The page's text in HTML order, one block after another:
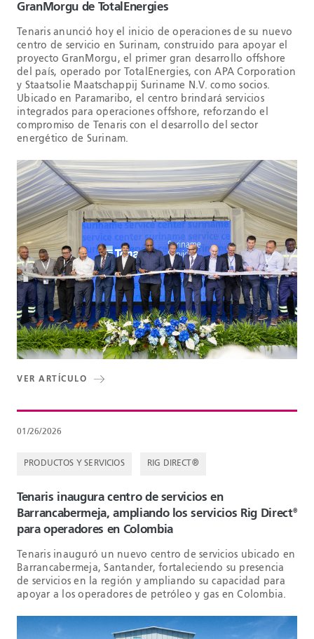
GranMorgu de TotalEnergies
Tenaris anunció hoy el inicio de operaciones de su nuevo
centro de servicio en Surinam, construido para apoyar el
proyecto GranMorgu, el primer gran desarrollo offshore
del país, operado por TotalEnergies, con APA Corporation
y Staatsolie Maatschappij Suriname N.V. como socios.
Ubicado en Paramaribo, el centro brindará servicios
integrados para operaciones offshore, reforzando el
compromiso de Tenaris con el desarrollo del sector
energético de Surinam.
VER ARTÍCULO
01/26/2026
PRODUCTOS Y SERVICIOS RIG DIRECT®
Tenaris inaugura centro de servicios en
Barrancabermeja, ampliando los servicios Rig Direct®
para operadores en Colombia
Tenaris inauguró un nuevo centro de servicios ubicado en
Barrancabermeja, Santander, fortaleciendo su presencia
de servicios en la región y ampliando su capacidad para
apoyar a los operadores de petróleo y gas en Colombia.